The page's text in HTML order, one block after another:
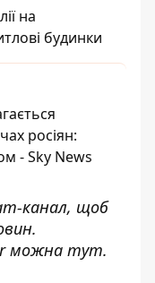
на
будинки
росіян:
- Sky News
канал, щоб
можна тут.